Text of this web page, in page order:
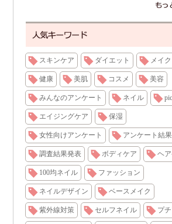
スキンケア ダイエット メイク
健康 美肌 コスメ 美容
みんなのアンケート ネイル
エイジングケア 保湿
女性向けアンケート アンケート結
調査結果発表 ボディケア ヘ
100均ネイル ファッション
ネイルデザイン ベースメイク
紫外線対策 セルフネイル プ